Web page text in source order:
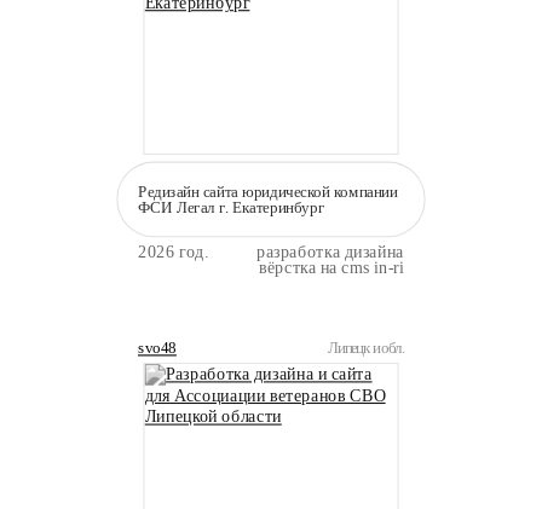
Редизайн сайта юридической компании
ФСИ Легал г. Екатеринбург
2026 год. разработка дизайна
вёрстка на cms in-ri
svo48 Липецк и обл.